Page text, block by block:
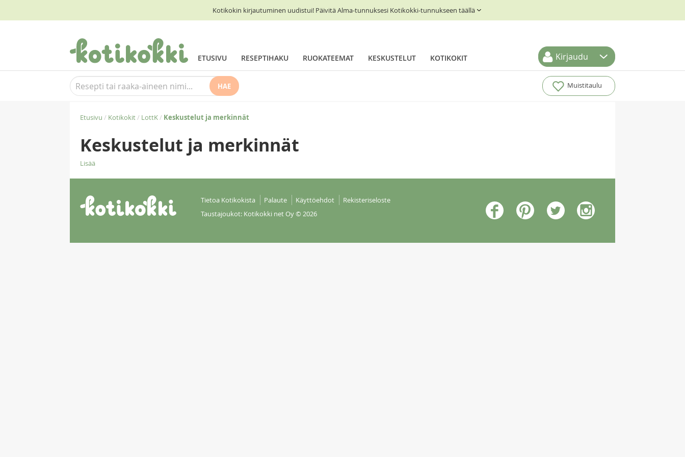
Kotikokin kirjautuminen uudistui! Päivitä Alma-tunnuksesi Kotikokki-tunnukseen täällä
ETUSIVU RESEPTIHAKU RUOKATEEMAT KESKUSTELUT KOTIKOKIT Kirjaudu
HAE Muistitaulu
Etusivu / Kotikokit/ LottK/ Keskustelut ja merkinnät
Keskustelut ja merkinnät
Lisää
Tietoa Kotikokista Palaute Käyttöehdot
Rekisteriseloste
Taustajoukot: Kotikokki net Oy© 2026